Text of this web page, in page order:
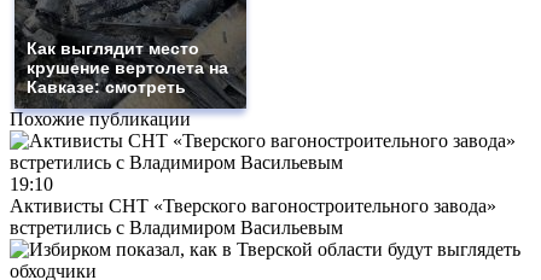
Как выглядит место
крушение вертолета на
Кавказе: смотреть
Похожие публикации
19:10
Активисты СНТ «Тверского вагоностроительного завода»
встретились с Владимиром Васильевым